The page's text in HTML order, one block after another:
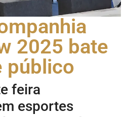
2025 bate
público
feira
esportes